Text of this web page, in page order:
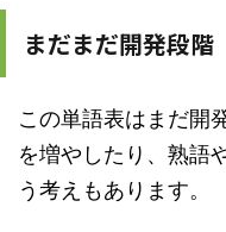
まだまだ開発段階
この単語表はまだ開
を増やしたり、熟語
う考えもあります。